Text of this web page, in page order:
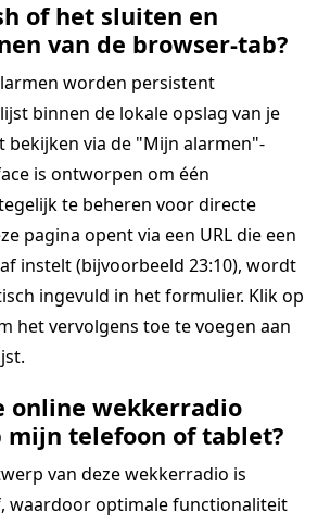
of het sluiten en
van de browser-tab?
worden persistent
binnen de lokale opslag van je
bekijken via de "Mijn alarmen"-
is ontworpen om één
te beheren voor directe
pagina opent via een URL die een
instelt (bijvoorbeeld 23:10), wordt
ingevuld in het formulier. Klik op
het vervolgens toe te voegen aan
online wekkerradio
mijn telefoon of tablet?
van deze wekkerradio is
waardoor optimale functionaliteit